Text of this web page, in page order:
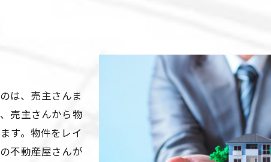
は、売主さんま
売主さんから物
す。物件をレイ
不動産屋さんが